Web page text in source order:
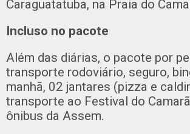
Caraguatatuba, na Praia do
Incluso no pacote
Além das diárias, o pacote por
transporte rodoviário, seguro,
manhã, 02 jantares (pizza e
transporte ao Festival do
ônibus da Assem.